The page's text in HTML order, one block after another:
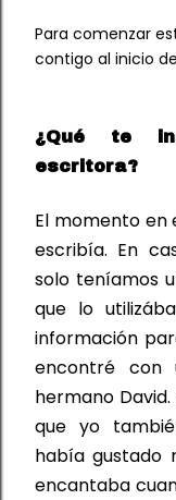
Para comenzar
contigo al inicio
¿Qué te
escritora?
El momento en
solo teníamos
que lo
información
encontré con
hermano
que yo
había gustado
encantaba